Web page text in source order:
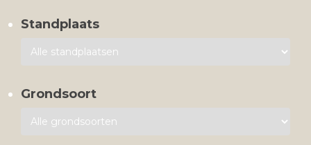
Standplaats
Grondsoort